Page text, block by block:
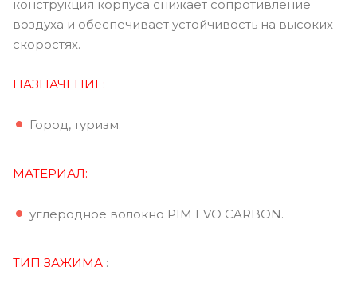
конструкция корпуса снижает сопротивление
воздуха и обеспечивает устойчивость на высоких
скоростях.
НАЗНАЧЕНИЕ:
Город, туризм.
МАТЕРИАЛ:
углеродное волокно PIM EVO CARBON.
ТИП ЗАЖИМА :